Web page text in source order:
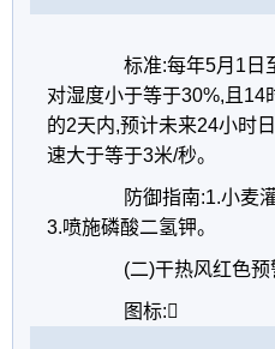
标准:每年5月1日至
对湿度小于等于30%,且14
的2天内,预计未来24小时
速大于等于3米/秒。
防御指南:1.小麦灌
3.喷施磷酸二氢钾。
(二)干热风红色预
图标: